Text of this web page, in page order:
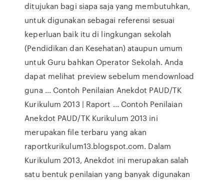
ditujukan bagi siapa saja yang membutuhkan,
untuk digunakan sebagai referensi sesuai
keperluan baik itu di lingkungan sekolah
(Pendidikan dan Kesehatan) ataupun umum
untuk Guru bahkan Operator Sekolah. Anda
dapat melihat preview sebelum mendownload
guna … Contoh Penilaian Anekdot PAUD/TK
Kurikulum 2013 | Raport ... Contoh Penilaian
Anekdot PAUD/TK Kurikulum 2013 ini
merupakan file terbaru yang akan
raportkurikulum13.blogspot.com. Dalam
Kurikulum 2013, Anekdot ini merupakan salah
satu bentuk penilaian yang banyak digunakan